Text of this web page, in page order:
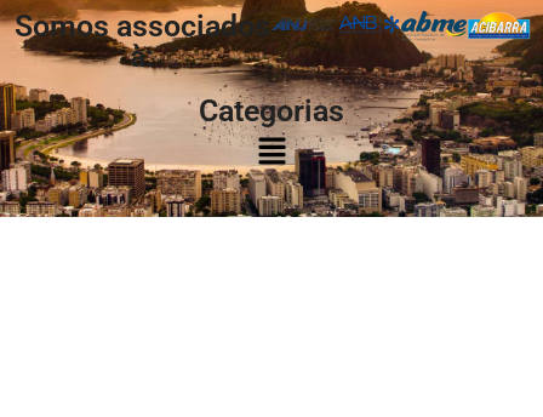
Somos associados
à:
Categorias